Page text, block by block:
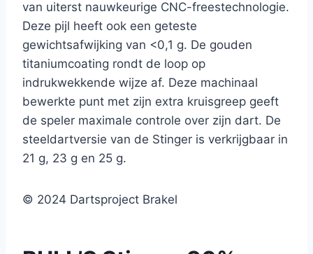
van uiterst nauwkeurige CNC-freestechnologie.
Deze pijl heeft ook een geteste
gewichtsafwijking van <0,1 g. De gouden
titaniumcoating rondt de loop op
indrukwekkende wijze af. Deze machinaal
bewerkte punt met zijn extra kruisgreep geeft
de speler maximale controle over zijn dart. De
steeldartversie van de Stinger is verkrijgbaar in
21 g, 23 g en 25 g.
© 2024 Dartsproject Brakel